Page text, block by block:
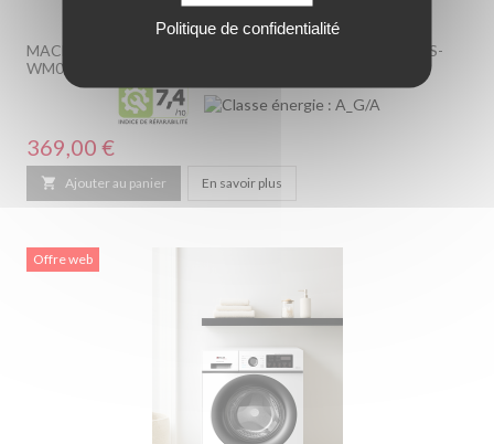
MACHINE À LAVER HUBLOT - 9KG - BLANC - MERLIN - MS-
WM091400
Prix
369,00 €
 Ajouter au panier En savoir plus
Offre web
Politique de confidentialité